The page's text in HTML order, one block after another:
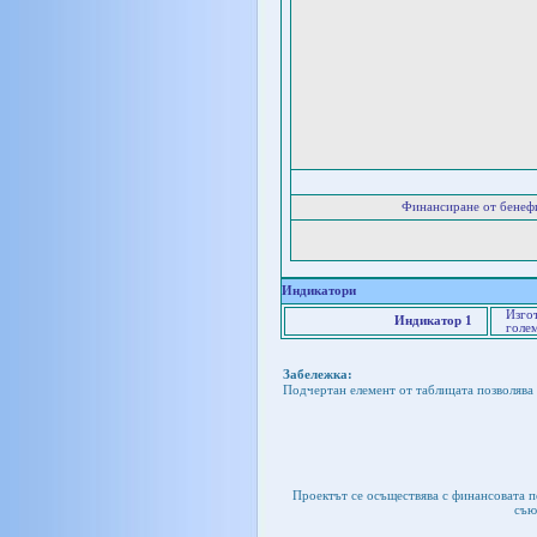
Финансиране от
Индикатори
Индикатор 1
Забележка:
Подчертан елемент от таблицата
Проектът се осъществява с финансовата